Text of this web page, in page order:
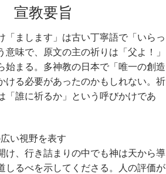
宣教要旨
「まします」は古い丁寧語で「いらっ
意味で、原文の主の祈りは「父よ！」
始まる。多神教の日本で「唯一の創造
ける必要があったのかもしれない。祈
「誰に祈るか」という呼びかけであ
い視野を表す
け、行き詰まりの中でも神は天から導
しるべを示してくださる。人の評価が